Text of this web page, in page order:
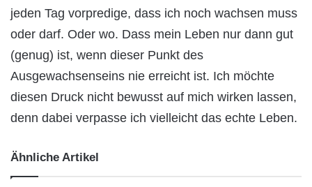
jeden Tag vorpredige, dass ich noch wachsen muss
oder darf. Oder wo. Dass mein Leben nur dann gut
(genug) ist, wenn dieser Punkt des
Ausgewachsenseins nie erreicht ist. Ich möchte
diesen Druck nicht bewusst auf mich wirken lassen,
denn dabei verpasse ich vielleicht das echte Leben.
Ähnliche Artikel